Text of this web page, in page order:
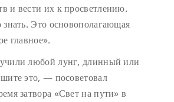
и вести их к просветлению.
знать. Это основополагающая
главное».
любой лунг, длинный или
это, — посоветовал
затвора «Свет на пути» в